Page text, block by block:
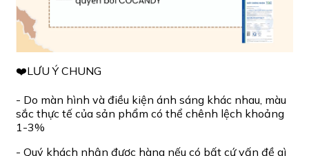
❤️LƯU Ý CHUNG
- Do màn hình và điều kiện ánh sáng khác nhau, màu
sắc thực tế của sản phẩm có thể chênh lệch khoảng
1-3%
- Quý khách nhận được hàng nếu có bất cứ vấn đề gì